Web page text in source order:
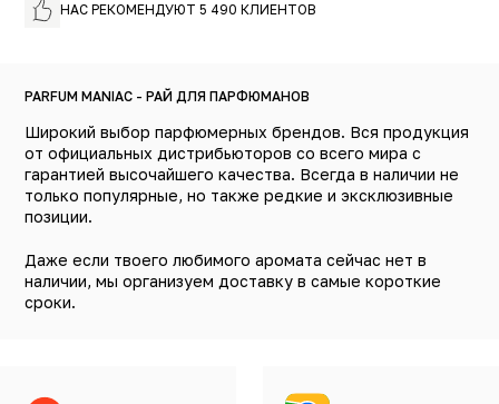
НАС РЕКОМЕНДУЮТ 5 490 КЛИЕНТОВ
PARFUM MANIAC - РАЙ ДЛЯ ПАРФЮМАНОВ
Широкий выбор парфюмерных брендов. Вся продукция
от официальных дистрибьюторов со всего мира с
гарантией высочайшего качества. Всегда в наличии не
только популярные, но также редкие и эксклюзивные
позиции.
Даже если твоего любимого аромата сейчас нет в
наличии, мы организуем доставку в самые короткие
сроки.